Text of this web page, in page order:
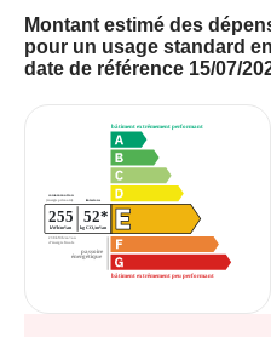
CO2/m²). Le montant
d'énergie pour un usage
4 760 € et 6 490 €. Les
Les risques sont
www.georisques.gouv.fr
Montant estimé des
pour un usage standard
date de référence 15/07/